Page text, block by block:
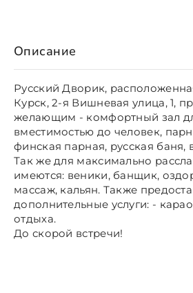
Описание
Русский Дворик,
Курск, 2-я Вишневая улица, 1,
желающим - комфортный зал
вместимостью до человек,
финская парная, русская баня,
Так же для максимально
имеются: веники, банщик,
массаж, кальян. Также
дополнительные услуги: -
отдыха.
До скорой встречи!